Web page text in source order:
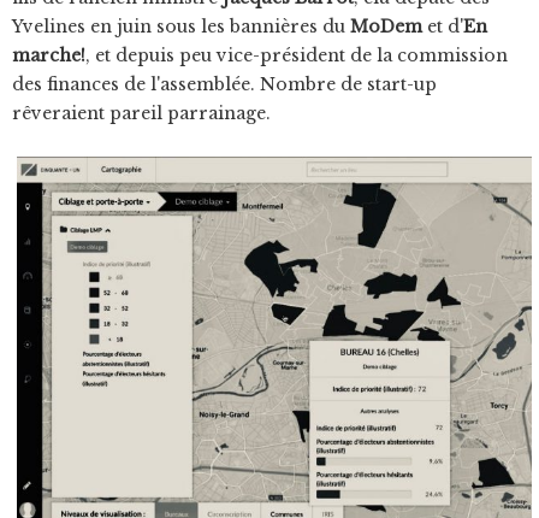
Yvelines en juin sous les bannières du MoDemet d'En
marche!, et depuis peu vice-président de la commission
des finances de l'assemblée. Nombre de start-up
rêveraient pareil parrainage.